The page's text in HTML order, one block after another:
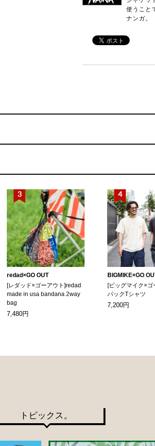
使うこと
ナンガ。
redad×GO OUT
[レダッド×ゴーアウト]redad
made in usa bandana 2way
bag
7,480円
BIGMIKE×GO
[ビッグマイク×ゴ
パックTシャツ
7,200円
トピックス。